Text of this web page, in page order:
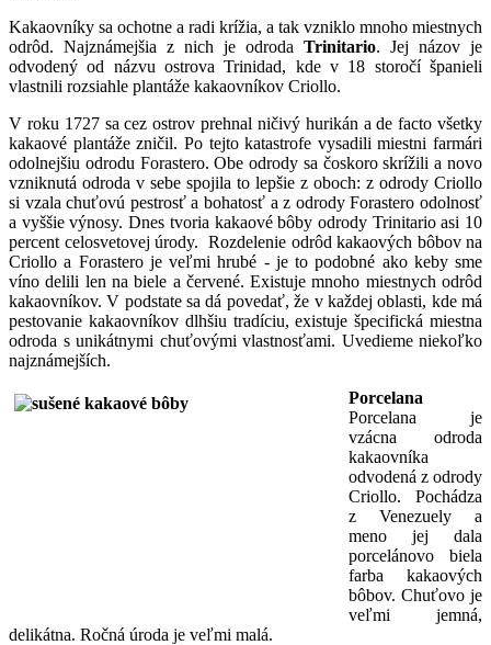
Kakaovníky sa ochotne a radi krížia, a tak vzniklo mnoho miestnych
odrôd. Najznámejšia z nich je odroda Trinitario. Jej názov je
odvodený od názvu ostrova Trinidad, kde v 18 storočí španieli
vlastnili rozsiahle plantáže kakaovníkov Criollo.
V roku 1727 sa cez ostrov prehnal ničivý hurikán a de facto všetky
kakaové plantáže zničil. Po tejto katastrofe vysadili miestni farmári
odolnejšiu odrodu Forastero. Obe odrody sa čoskoro skrížili a novo
vzniknutá odroda v sebe spojila to lepšie z oboch: z odrody Criollo
si vzala chuťovú pestrosť a bohatosť a z odrody Forastero odolnosť
a vyššie výnosy. Dnes tvoria kakaové bôby odrody Trinitario asi 10
percent celosvetovej úrody. Rozdelenie odrôd kakaových bôbov na
Criollo a Forastero je veľmi hrubé - je to podobné ako keby sme
víno delili len na biele a červené. Existuje mnoho miestnych odrôd
kakaovníkov. V podstate sa dá povedať, že v každej oblasti, kde má
pestovanie kakaovníkov dlhšiu tradíciu, existuje špecifická miestna
odroda s unikátnymi chuťovými vlastnosťami. Uvedieme niekoľko
najznámejších.
Porcelana
Porcelana je
vzácna odroda
kakaovníka
odvodená z odrody
Criollo. Pochádza
z Venezuely a
meno jej dala
porcelánovo biela
farba kakaových
bôbov. Chuťovo je
veľmi jemná,
delikátna. Ročná úroda je veľmi malá.